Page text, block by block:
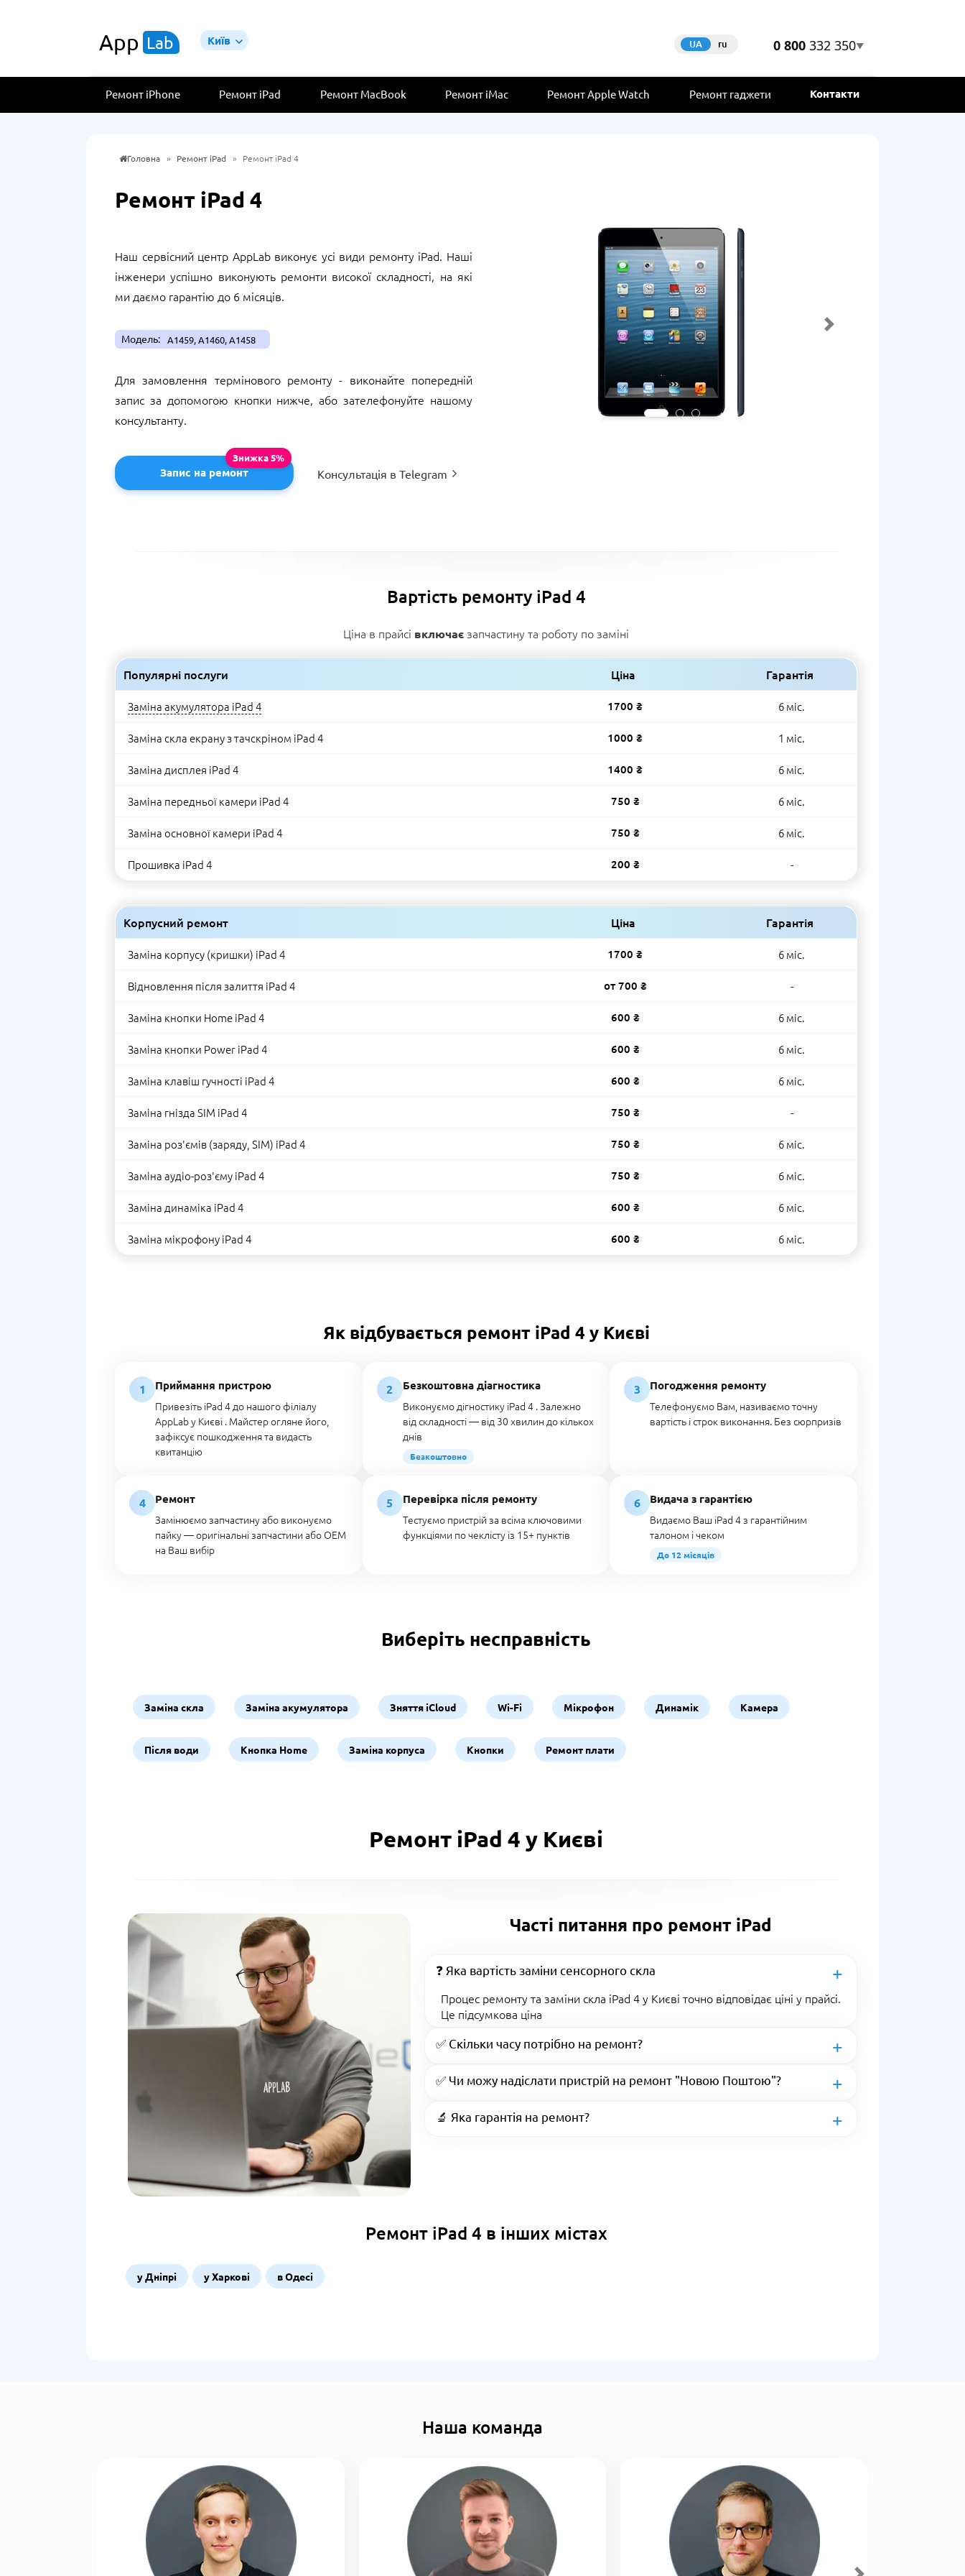
App Lab Київ UA ru 0 800 332 350▼
Ремонт iPhone Ремонт iPad Ремонт MacBook Ремонт iMac Ремонт Apple Watch Ремонт гаджети Контакти
Головна » Ремонт iPad » Ремонт iPad 4
Ремонт iPad 4
Наш сервісний центр AppLab виконує усі види ремонту iPad. Наші
інженери успішно виконують ремонти високої складності, на які
ми даємо гарантію до 6 місяців.
Модель: A1459, A1460, A1458
Для замовлення термінового ремонту - виконайте попередній
запис за допомогою кнопки нижче, або зателефонуйте нашому
консультанту.
Запис на ремонт Консультація в Telegram
Вартість ремонту iPad 4
Ціна в прайсі включає запчастину та роботу по заміні
Популярні послуги Ціна Гарантія
Заміна акумулятора iPad 4 1700 ₴ 6 міс.
Заміна скла екрану з тачскріном iPad 4 1000 ₴ 1 міс.
Заміна дисплея iPad 4 1400 ₴ 6 міс.
Заміна передньої камери iPad 4 750 ₴ 6 міс.
Заміна основної камери iPad 4 750 ₴ 6 міс.
Прошивка iPad 4 200 ₴ -
Корпусний ремонт Ціна Гарантія
Заміна корпусу (кришки) iPad 4 1700 ₴ 6 міс.
Відновлення після залиття iPad 4 от 700 ₴ -
Заміна кнопки Home iPad 4 600 ₴ 6 міс.
Заміна кнопки Power iPad 4 600 ₴ 6 міс.
Заміна клавіш гучності iPad 4 600 ₴ 6 міс.
Заміна гнізда SIM iPad 4 750 ₴ -
Заміна роз'ємів (заряду, SIM) iPad 4 750 ₴ 6 міс.
Заміна аудіо-роз'єму iPad 4 750 ₴ 6 міс.
Заміна динаміка iPad 4 600 ₴ 6 міс.
Заміна мікрофону iPad 4 600 ₴ 6 міс.
Як відбувається ремонт iPad 4 у Києві
1
Приймання пристрою
Привезіть iPad 4 до нашого філіалу
AppLab у Києві . Майстер огляне його,
зафіксує пошкодження та видасть
квитанцію
2
Безкоштовна діагностика
Виконуємо дігностику iPad 4 . Залежно
від складності — від 30 хвилин до кількох
днів
Безкоштовно
3
Погодження ремонту
Телефонуємо Вам, називаємо точну
вартість і строк виконання. Без сюрпризів
4
Ремонт
Замінюємо запчастину або виконуємо
пайку — оригінальні запчастини або OEM
на Ваш вибір
5
Перевірка після ремонту
Тестуємо пристрій за всіма ключовими
функціями по чеклісту із 15+ пунктів
6
Видача з гарантією
Видаємо Ваш iPad 4 з гарантійним
талоном і чеком
До 12 місяців
Виберіть несправність
Заміна скла Заміна акумулятора Зняття iCloud Wi-Fi Мікрофон Динамік Камера
Після води Кнопка Home Заміна корпуса Кнопки Ремонт плати
Ремонт iPad 4 у Києві
Часті питання про ремонт iPad
❓ Яка вартість заміни сенсорного скла
Процес ремонту та заміни скла iPad 4 у Києві точно відповідає ціні у прайсі.
Це підсумкова ціна
✅ Скільки часу потрібно на ремонт?
✅ Чи можу надіслати пристрій на ремонт "Новою Поштою"?
🔬 Яка гарантія на ремонт?
Ремонт iPad 4 в інших містах
у Дніпрі у Харкові в Одесі
Наша команда